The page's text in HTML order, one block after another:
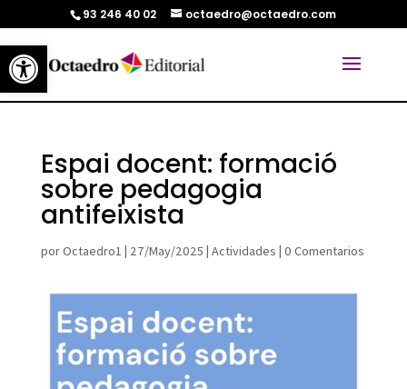
Abrir barra de herramientas
93 246 40 02 octaedro@octaedro.com
Espai docent: formació
sobre pedagogia
antifeixista
porOctaedro1 | 27/May/2025 | Actividades | 0 Comentarios